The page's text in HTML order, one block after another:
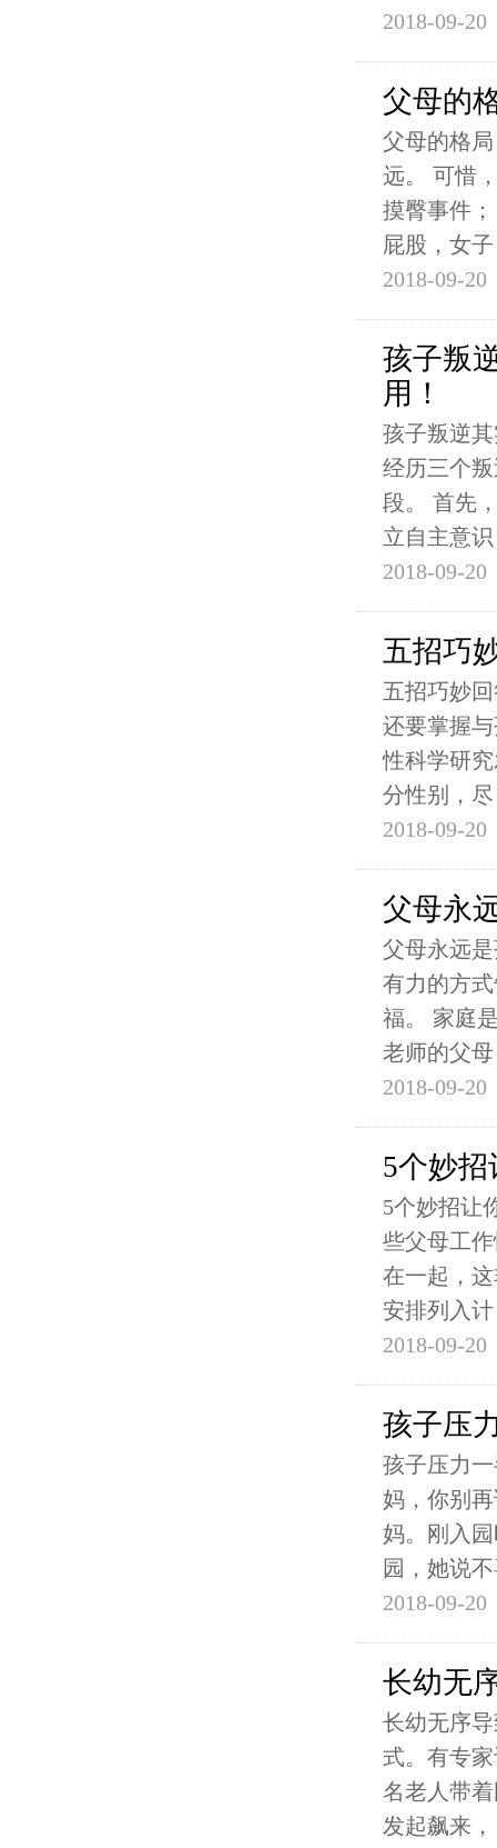
2018-09-20
父母的
父母的格
远。 可惜
摸臀事件
屁股，女子
2018-09-20
孩子叛
用！
孩子叛逆
经历三个
段。 首先
立自主意识
2018-09-20
五招巧
五招巧妙
还要掌握
性科学研
分性别，尽
2018-09-20
父母永
父母永远
有力的方
福。 家庭
老师的父
2018-09-20
5个妙
5个妙招让
些父母工
在一起，
安排列入计
2018-09-20
孩子压
孩子压力
妈，你别
妈。刚入
园，她说
2018-09-20
长幼无
长幼无序
式。有专
名老人带
发起飙来，